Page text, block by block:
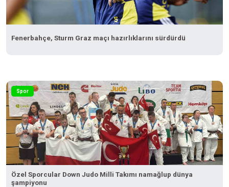
Fenerbahçe, Sturm Graz maçı hazırlıklarını sürdürdü
Spor
Özel Sporcular Down Judo Milli Takımı namağlup dünya
şampiyonu